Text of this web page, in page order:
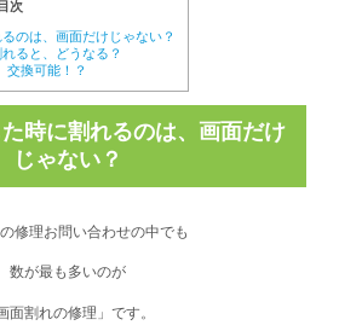
目次
のは、画面だけじゃない？
ると、どうなる？
交換可能！？
時に割れるのは、画面だけ
じゃない？
修理お問い合わせの中でも
数が最も多いのが
面割れの修理」です。